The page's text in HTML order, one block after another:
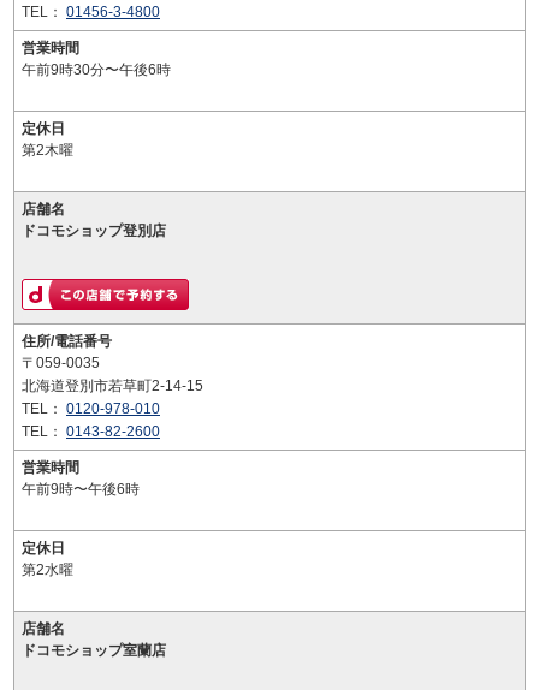
TEL： 01456-3-4800
営業時間
午前9時30分〜午後6時
定休日
第2木曜
店舗名
ドコモショップ登別店
住所/電話番号
〒059-0035
北海道登別市若草町2-14-15
TEL： 0120-978-010
TEL： 0143-82-2600
営業時間
午前9時〜午後6時
定休日
第2水曜
店舗名
ドコモショップ室蘭店